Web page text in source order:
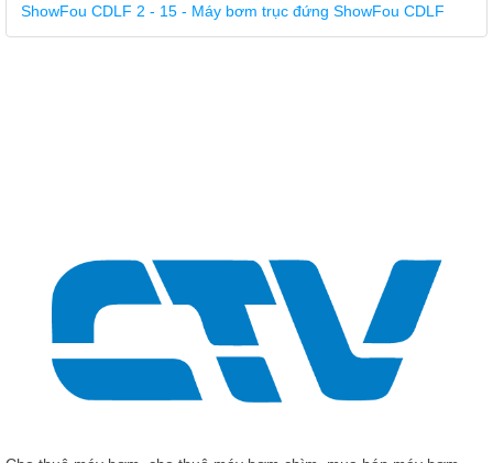
trục đứng ShowFou CDLF